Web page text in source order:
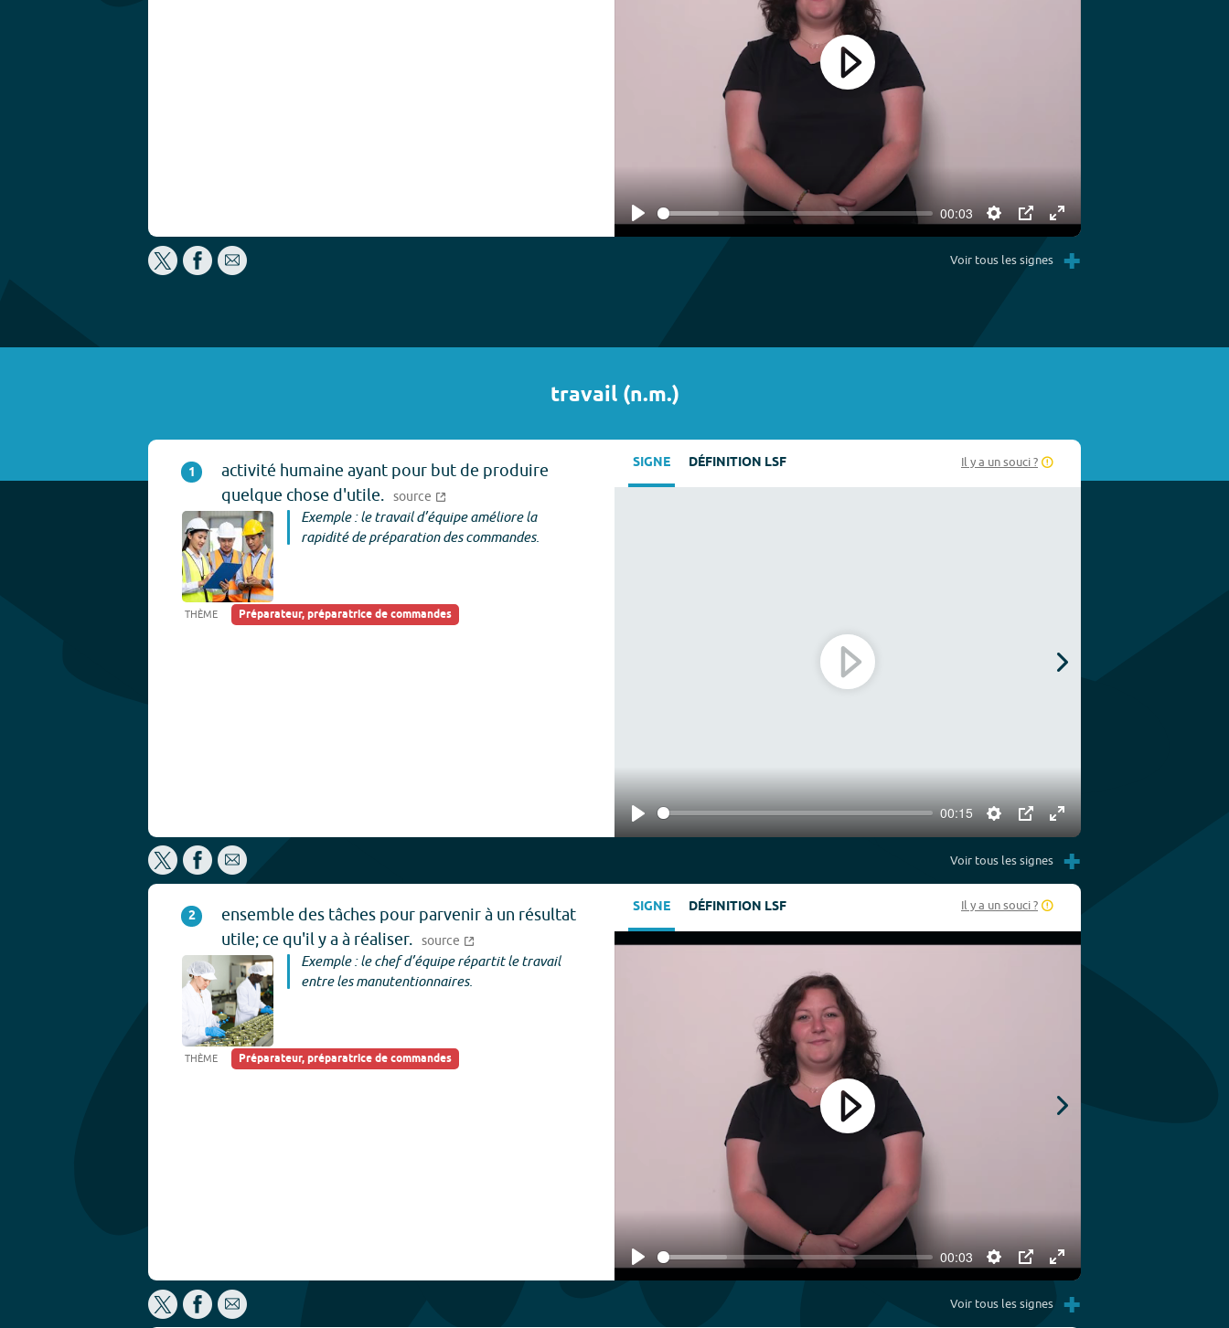
Play
00:03
Settings
PIP Enter
fullscreen
Play
Voir tous les signes +
travail(n.m.)
1
activité humaine ayant pour but de produire
quelque chose d'utile. source
Exemple : le travail d’équipe améliore la
rapidité de préparation des commandes.
THÈME Préparateur, préparatrice de commandes
SIGNE DÉFINITION LSF Il y a un souci ?
Play
00:15
Settings
PIP Enter
fullscreen
Play
Voir tous les signes +
2
ensemble des tâches pour parvenir à un résultat
utile; ce qu'il y a à réaliser. source
Exemple : le chef d’équipe répartit le travail
entre les manutentionnaires.
THÈME Préparateur, préparatrice de commandes
SIGNE DÉFINITION LSF Il y a un souci ?
Play
00:03
Settings
PIP Enter
fullscreen
Play
Voir tous les signes +